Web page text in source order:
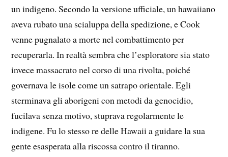
un indigeno. Secondo la versione ufficiale, un hawaiiano
aveva rubato una scialuppa della spedizione, e Cook
venne pugnalato a morte nel combattimento per
recuperarla. In realtà sembra che l’esploratore sia stato
invece massacrato nel corso di una rivolta, poiché
governava le isole come un satrapo orientale. Egli
sterminava gli aborigeni con metodi da genocidio,
fucilava senza motivo, stuprava regolarmente le
indigene. Fu lo stesso re delle Hawaii a guidare la sua
gente esasperata alla riscossa contro il tiranno.